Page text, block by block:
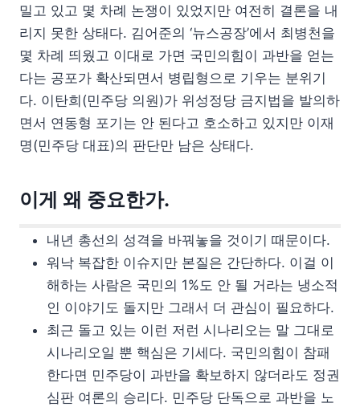
밀고 있고 몇 차례 논쟁이 있었지만 여전히 결론을 내
리지 못한 상태다. 김어준의 ‘뉴스공장’에서 최병천을
몇 차례 띄웠고 이대로 가면 국민의힘이 과반을 얻는
다는 공포가 확산되면서 병립형으로 기우는 분위기
다. 이탄희(민주당 의원)가 위성정당 금지법을 발의하
면서 연동형 포기는 안 된다고 호소하고 있지만 이재
명(민주당 대표)의 판단만 남은 상태다.
이게 왜 중요한가.
내년 총선의 성격을 바꿔놓을 것이기 때문이다.
워낙 복잡한 이슈지만 본질은 간단하다. 이걸 이
해하는 사람은 국민의 1%도 안 될 거라는 냉소적
인 이야기도 돌지만 그래서 더 관심이 필요하다.
최근 돌고 있는 이런 저런 시나리오는 말 그대로
시나리오일 뿐 핵심은 기세다. 국민의힘이 참패
한다면 민주당이 과반을 확보하지 않더라도 정권
심판 여론의 승리다. 민주당 단독으로 과반을 노